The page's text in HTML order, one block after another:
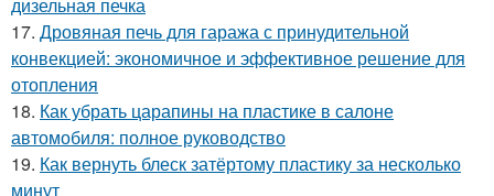
17. Дровяная печь для гаража с принудительной
конвекцией: экономичное и эффективное решение для
отопления
18. Как убрать царапины на пластике в салоне
автомобиля: полное руководство
19. Как вернуть блеск затёртому пластику за несколько
минут